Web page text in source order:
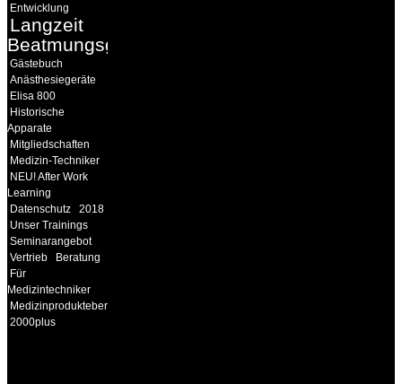
Entwicklung
Langzeit
Beatmungsgeräte
Gästebuch
Anästhesiegeräte
Elisa 800
Historische
Apparate
Mitgliedschaften
Medizin-Techniker
NEU! After Work
Learning
Datenschutz
2018
Unser Trainings
Seminarangebot
Vertrieb
Beratung
Für
Medizintechniker
Medizinprodukteberater
2000plus